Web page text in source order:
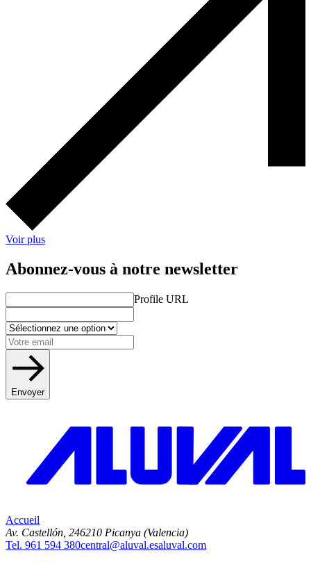
Voir plus
Abonnez-vous à notre newsletter
Profile URL
Envoyer
Accueil
Av. Castellón, 246210 Picanya (Valencia)
Tel. 961 594 380central@aluval.esaluval.com